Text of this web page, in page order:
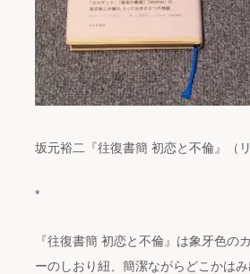
坂元裕二『往復書簡 初恋と不倫』（
*
『往復書簡 初恋と不倫』は象牙色の
ーのしおり紐、簡潔ながらどこかは